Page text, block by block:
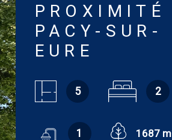
PROXIMITÉ
PACY-SUR-
EURE
5 2
1 1687